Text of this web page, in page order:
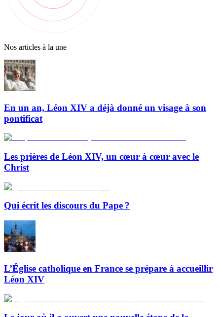
Nos articles à la une
En un an, Léon XIV a déjà donné un visage à son
pontificat
Les prières de Léon XIV, un cœur à cœur avec le
Christ
Qui écrit les discours du Pape ?
L’Église catholique en France se prépare à accueillir
Léon XIV